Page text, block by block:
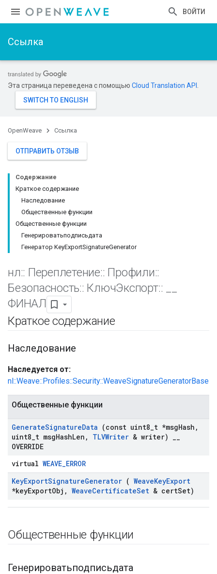
ВОЙТИ
Ссылка
Эта страница переведена с помощью Cloud Translation API
OpenWeave Ссылка
ОТПРАВИТЬ ОТЗЫВ
Содержание
Краткое содержание
Наследование
Общественные функции
Общественные функции
Генерироватьподписьдата
Генератор KeyExportSignatureGenerator
нл:: Переплетение:: Профили::
Безопасность:: КлючЭкспорт::
ФИНАЛ
Краткое содержание
Наследование
Наследуется от:
nl::Weave::Profiles::Security::WeaveSignatureGeneratorBase
Общественные функции
GenerateSignatureData (const uint8 t *msgHash ,
uint8 t msgHashLen , TLVWriter & writer)
OVERRIDE
virtual WEAVE_ERROR
KeyExportSignatureGenerator ( WeaveKeyExport
*keyExportObj , WeaveCertificateSet & certSet)
Общественные функции
Генерироватьподписьдата